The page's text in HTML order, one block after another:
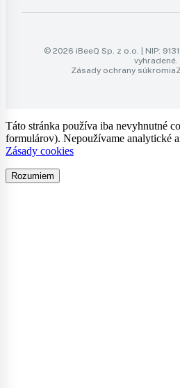
© 2026 iBeeQ Sp. z o.o. | NIP:
vyhradené.
Zásady ochrany súkromia
Táto stránka používa iba nevyhnutné
formulárov). Nepoužívame analytické
Zásady cookies
Rozumiem